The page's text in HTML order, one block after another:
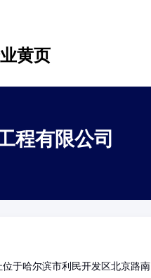
黄页
程有限公司
于哈尔滨市利民开发区北京路